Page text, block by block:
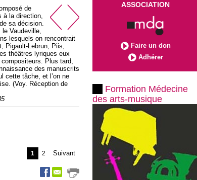
de
la direction,
sa décision.
Vaudeville,
lesquels on rencontrait
Pigault-Lebrun, Piis,
théâtres lyriques eux
Plus tard,
des manuscrits
cette tâche, et l’on ne
(Voy. Réception de
1 2 Suivant
ASSOCIATION
Faire un don
Adhérer
Formation Médecine
des arts-musique